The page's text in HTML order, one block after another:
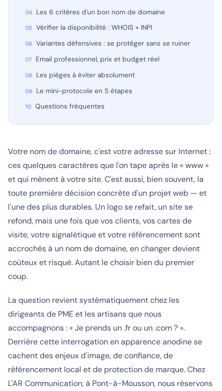
Les 6 critères d'un bon nom de domaine
Vérifier la disponibilité : WHOIS + INPI
Variantes défensives : se protéger sans se ruiner
Email professionnel, prix et budget réel
Les pièges à éviter absolument
Le mini-protocole en 5 étapes
Questions fréquentes
Votre nom de domaine, c'est votre adresse sur Internet :
ces quelques caractères que l'on tape après le « www »
et qui mènent à votre site. C'est aussi, bien souvent, la
toute première décision concrète d'un projet web — et
l'une des plus durables. Un logo se refait, un site se
refond, mais une fois que vos clients, vos cartes de
visite, votre signalétique et votre référencement sont
accrochés à un nom de domaine, en changer devient
coûteux et risqué. Autant le choisir bien du premier
coup.
La question revient systématiquement chez les
dirigeants de PME et les artisans que nous
accompagnons : « Je prends un .fr ou un .com ? ».
Derrière cette interrogation en apparence anodine se
cachent des enjeux d'image, de confiance, de
référencement local et de protection de marque. Chez
L'AR Communication, à Pont-à-Mousson, nous réservons